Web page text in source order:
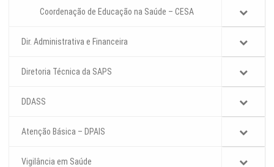
Coordenação de Educação na Saúde – CESA
Dir. Administrativa e Financeira
Diretoria Técnica da SAPS
DDASS
Atenção Básica – DPAIS
Vigilância em Saúde